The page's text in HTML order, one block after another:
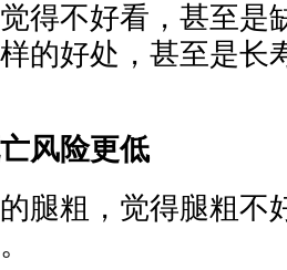
得不好看，甚至是
的好处，甚至是长
风险更低
腿粗，觉得腿粗不